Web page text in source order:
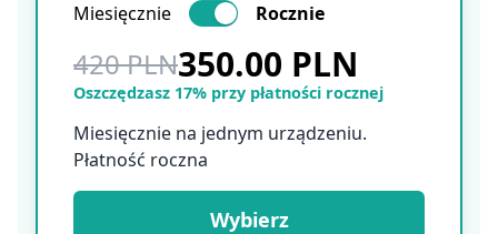
Miesięcznie
Rocznie
420 PLN350.00 PLN
Oszczędzasz 17% przy płatności rocznej
Miesięcznie na jednym urządzeniu.
Płatność roczna
Wybierz